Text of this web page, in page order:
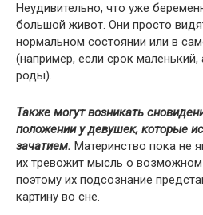
Неудивительно, что уже
большой живот. Они просто
нормальном состоянии или в
(например, если срок
роды).
Также могут возникать
положении у девушек, которые
зачатием. Материнство пока не
их тревожит мысль о возможном
поэтому их подсознание
картину во сне.